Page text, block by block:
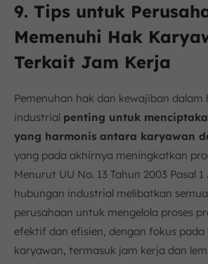
9. Tips untuk
Memenuhi Hak
Terkait Jam Kerja
Pemenuhan hak dan kewajiban dalam
industrial penting untuk
yang harmonis antara karyawan
yang pada akhirnya meningkatkan
Menurut UU No. 13 Tahun 2003 Pasal 1
hubungan industrial melibatkan
perusahaan untuk mengelola proses
efektif dan efisien, dengan fokus pada
karyawan, termasuk jam kerja dan